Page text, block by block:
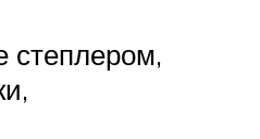
степлером,